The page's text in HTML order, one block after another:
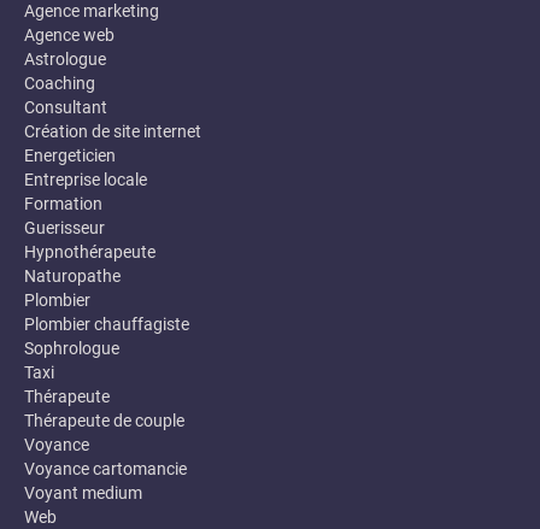
Agence marketing
Agence web
Astrologue
Coaching
Consultant
Création de site internet
Energeticien
Entreprise locale
Formation
Guerisseur
Hypnothérapeute
Naturopathe
Plombier
Plombier chauffagiste
Sophrologue
Taxi
Thérapeute
Thérapeute de couple
Voyance
Voyance cartomancie
Voyant medium
Web